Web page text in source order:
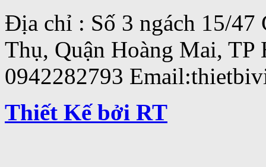
Địa chỉ : Số 3 ngách 15/47
Thụ, Quận Hoàng Mai, TP
0942282793
Thiết Kế bởi RT